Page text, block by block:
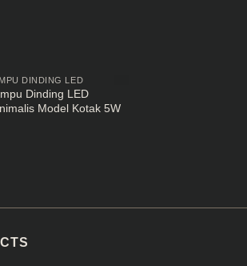
DINDING LED
Dinding LED
Model Kotak 5W